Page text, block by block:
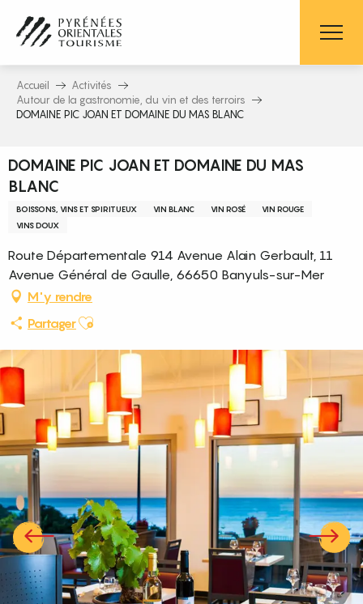
contenu
principal
Accueil
Activités
Autour de la gastronomie, du vin et des terroirs
DOMAINE PIC JOAN ET DOMAINE DU MAS BLANC
DOMAINE PIC JOAN ET DOMAINE DU MAS
BLANC
BOISSONS, VINS ET SPIRITUEUX VIN BLANC VIN ROSÉ
VIN ROUGE
VINS DOUX
Route Départementale 914 Avenue Alain Gerbault, 11
Avenue Général de Gaulle, 66650 Banyuls-sur-Mer
M'y rendre
PartagerAjouter aux favoris